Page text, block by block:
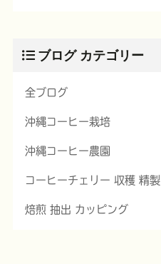
ブログ カテゴリー
全ブログ
沖縄コーヒー栽培
沖縄コーヒー農園
コーヒーチェリー 収穫 精製
焙煎 抽出 カッピング